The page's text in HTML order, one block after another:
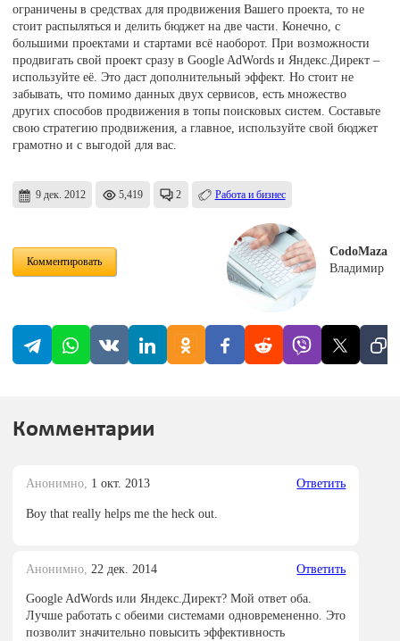
ограничены в средствах для продвижения Вашего проекта, то не
стоит распыляться и делить бюджет на две части. Конечно, с
большими проектами и стартами всё наоборот. При возможности
продвигать свой проект сразу в Google AdWords и Яндекс.Директ –
используйте её. Это даст дополнительный эффект. Но стоит не
забывать, что помимо данных двух сервисов, есть множество
других способов продвижения в топы поисковых систем. Составьте
свою стратегию продвижения, а главное, используйте свой бюджет
грамотно и с выгодой для вас.
9 дек. 2012 5,419 2 Работа и бизнес
Комментировать
CodoMaza
Владимир
Комментарии
Анонимно, 1 окт. 2013 Ответить
Boy that really helps me the heck out.
Анонимно, 22 дек. 2014 Ответить
Google AdWords или Яндекс.Директ? Мой ответ оба.
Лучше работать с обеими системами одновремененно. Это
позволит значительно повысить эффективность